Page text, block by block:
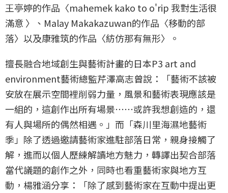
王亭婷的作品〈mahemek kako to o'rip 我對生活很
滿意 〉、Malay Makakazuwan的作品〈移動的部
落〉以及康雅筑的作品〈紡仿那有無形〉。
擅長融合地域創生與藝術計畫的日本P3 art and
environment藝術總監芹澤高志曾說：「藝術不該被
安放在展示空間裡削弱力量，風景和藝術表現應該是
一組的，這創作出所有場景⋯⋯或許我想創造的，還
有人與場所的偶然相遇。」而「森川里海濕地藝術
季」除了透過邀請藝術家進駐部落日常，親身接觸了
解，進而以個人歷練解讀地方魅力，轉譯出契合部落
當代議題的創作之外，同時也看重藝術家與地方互
動，楊雅涵分享：「除了感到藝術家在互動中提出更